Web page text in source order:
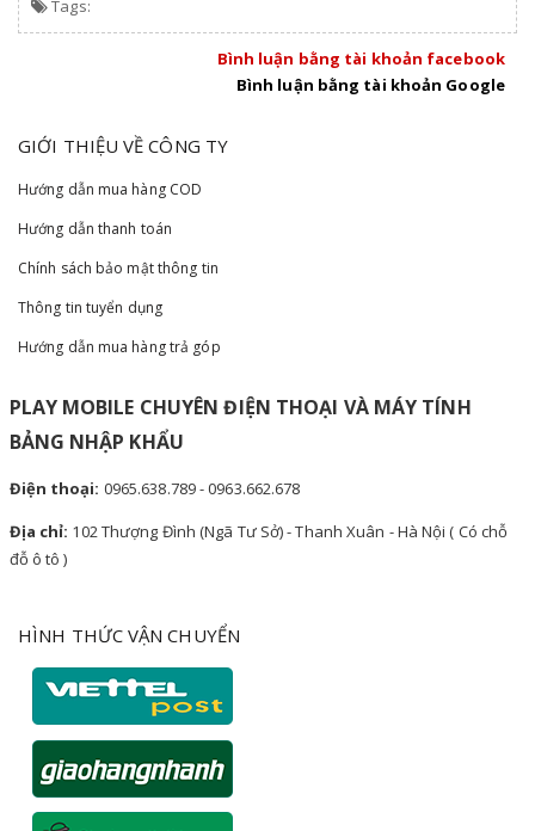
Tags:
Bình luận bằng tài khoản facebook
Bình luận bằng tài khoản Google
GIỚI THIỆU VỀ CÔNG TY
Hướng dẫn mua hàng COD
Hướng dẫn thanh toán
Chính sách bảo mật thông tin
Thông tin tuyển dụng
Hướng dẫn mua hàng trả góp
PLAY MOBILE CHUYÊN ĐIỆN THOẠI VÀ MÁY TÍNH
BẢNG NHẬP KHẨU
Điện thoại: 0965.638.789 - 0963.662.678
Địa chỉ: 102 Thượng Đình (Ngã Tư Sở) - Thanh Xuân - Hà Nội ( Có chỗ
đỗ ô tô )
HÌNH THỨC VẬN CHUYỂN